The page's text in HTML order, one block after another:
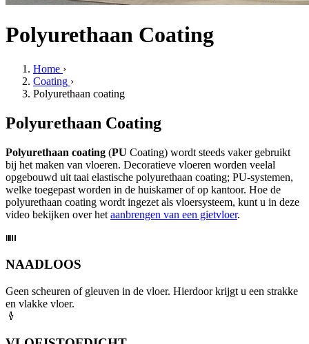
Polyurethaan Coating
Home ›
Coating ›
Polyurethaan coating
Polyurethaan Coating
Polyurethaan coating (PU Coating) wordt steeds vaker gebruikt
bij het maken van vloeren. Decoratieve vloeren worden veelal
opgebouwd uit taai elastische polyurethaan coating; PU-systemen,
welke toegepast worden in de huiskamer of op kantoor. Hoe de
polyurethaan coating wordt ingezet als vloersysteem, kunt u in deze
video bekijken over het aanbrengen van een gietvloer.
NAADLOOS
Geen scheuren of gleuven in de vloer. Hierdoor krijgt u een strakke
en vlakke vloer.